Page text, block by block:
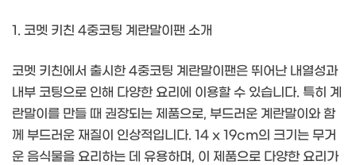
1. 코멧 키친 4중코팅 계란말이팬 소개
코멧 키친에서 출시한 4중코팅 계란말이팬은 뛰어난 내열성과
내부 코팅으로 인해 다양한 요리에 이용할 수 있습니다. 특히 계
란말이를 만들 때 권장되는 제품으로, 부드러운 계란말이와 함
께 부드러운 재질이 인상적입니다. 14 x 19cm의 크기는 무거
운 음식물을 요리하는 데 유용하며, 이 제품으로 다양한 요리가